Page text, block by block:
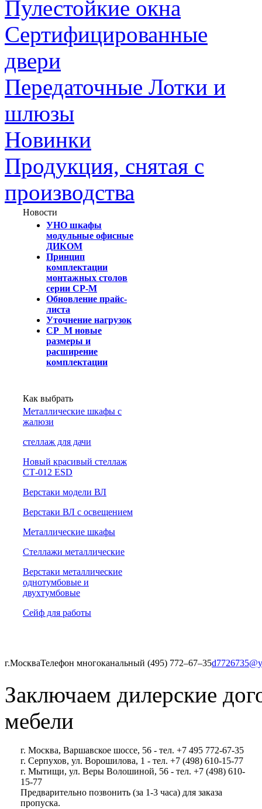
Пулестойкие окна
Сертифицированные
двери
Передаточные Лотки и
шлюзы
Новинки
Продукция, снятая с
производства
Новости
УНО шкафы
модульные офисные
ДИКОМ
Принцип
комплектации
монтажных столов
серии СР-М
Обновление прайс-
листа
Уточнение нагрузок
СР_М новые
размеры и
расширение
комплектации
Как выбрать
Металлические шкафы с
жалюзи
cтеллаж для дачи
Новый красивый стеллаж
СТ-012 ESD
Верстаки модели ВЛ
Верстаки ВЛ с освещением
Металлические шкафы
Стеллажи металлические
Верстаки металлические
однотумбовые и
двухтумбовые
Сейф для работы
г.МоскваТелефон многоканальный (495) 772‒67‒35
Заключаем дилерские
мебели
г. Москва, Варшавское шоссе, 56 - тел. +7 495 772-67-35
г. Серпухов, ул. Ворошилова, 1 - тел. +7 (498) 610-15-77
г. Мытищи, ул. Веры Волошиной, 56 - тел. +7 (498) 610-
15-77
Предварительно позвонить (за 1-3 часа) для заказа
пропуска.